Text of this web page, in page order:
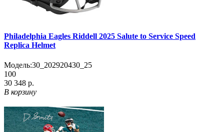
Philadelphia Eagles Riddell 2025 Salute to Service Speed
Replica Helmet
Модель:30_202920430_25
100
30 348 р.
В корзину